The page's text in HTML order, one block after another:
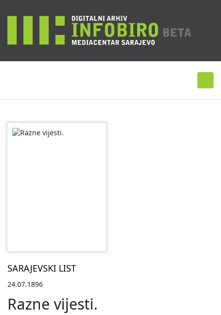
SARAJEVSKI LIST
24.07.1896
Razne vijesti.